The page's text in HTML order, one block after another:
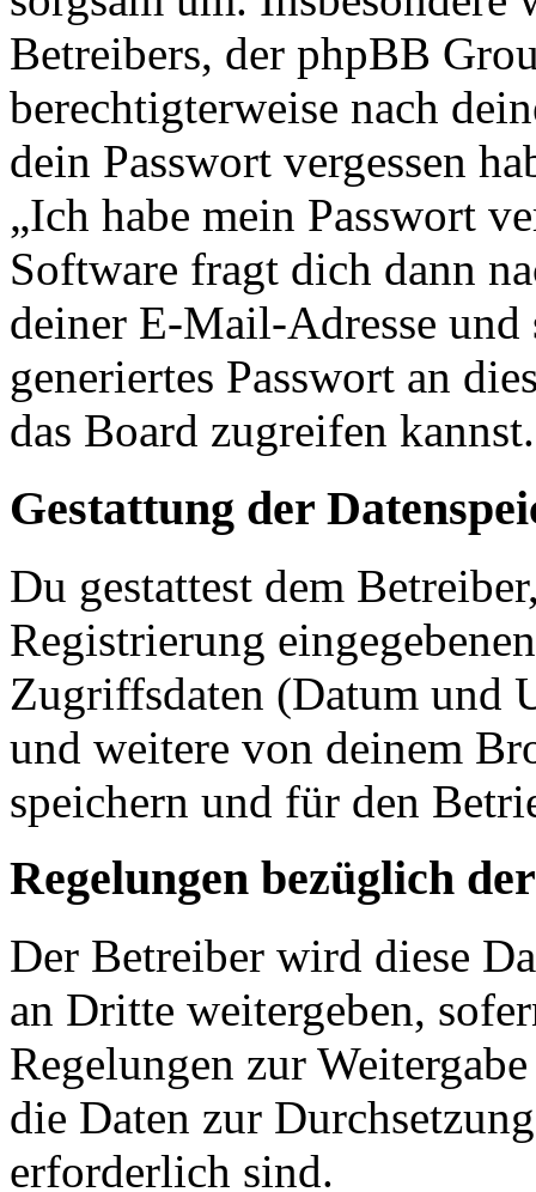
Betreibers, der phpBB
berechtigterweise nach
dein Passwort vergessen
„Ich habe mein Passwort
Software fragt dich dann
deiner E-Mail-Adresse und
generiertes Passwort an
das Board zugreifen kannst.
Gestattung der
Du gestattest dem
Registrierung
Zugriffsdaten (Datum und
und weitere von deinem
speichern und für den
Regelungen bezüglich
Der Betreiber wird diese
an Dritte weitergeben,
Regelungen zur
die Daten zur
erforderlich sind.